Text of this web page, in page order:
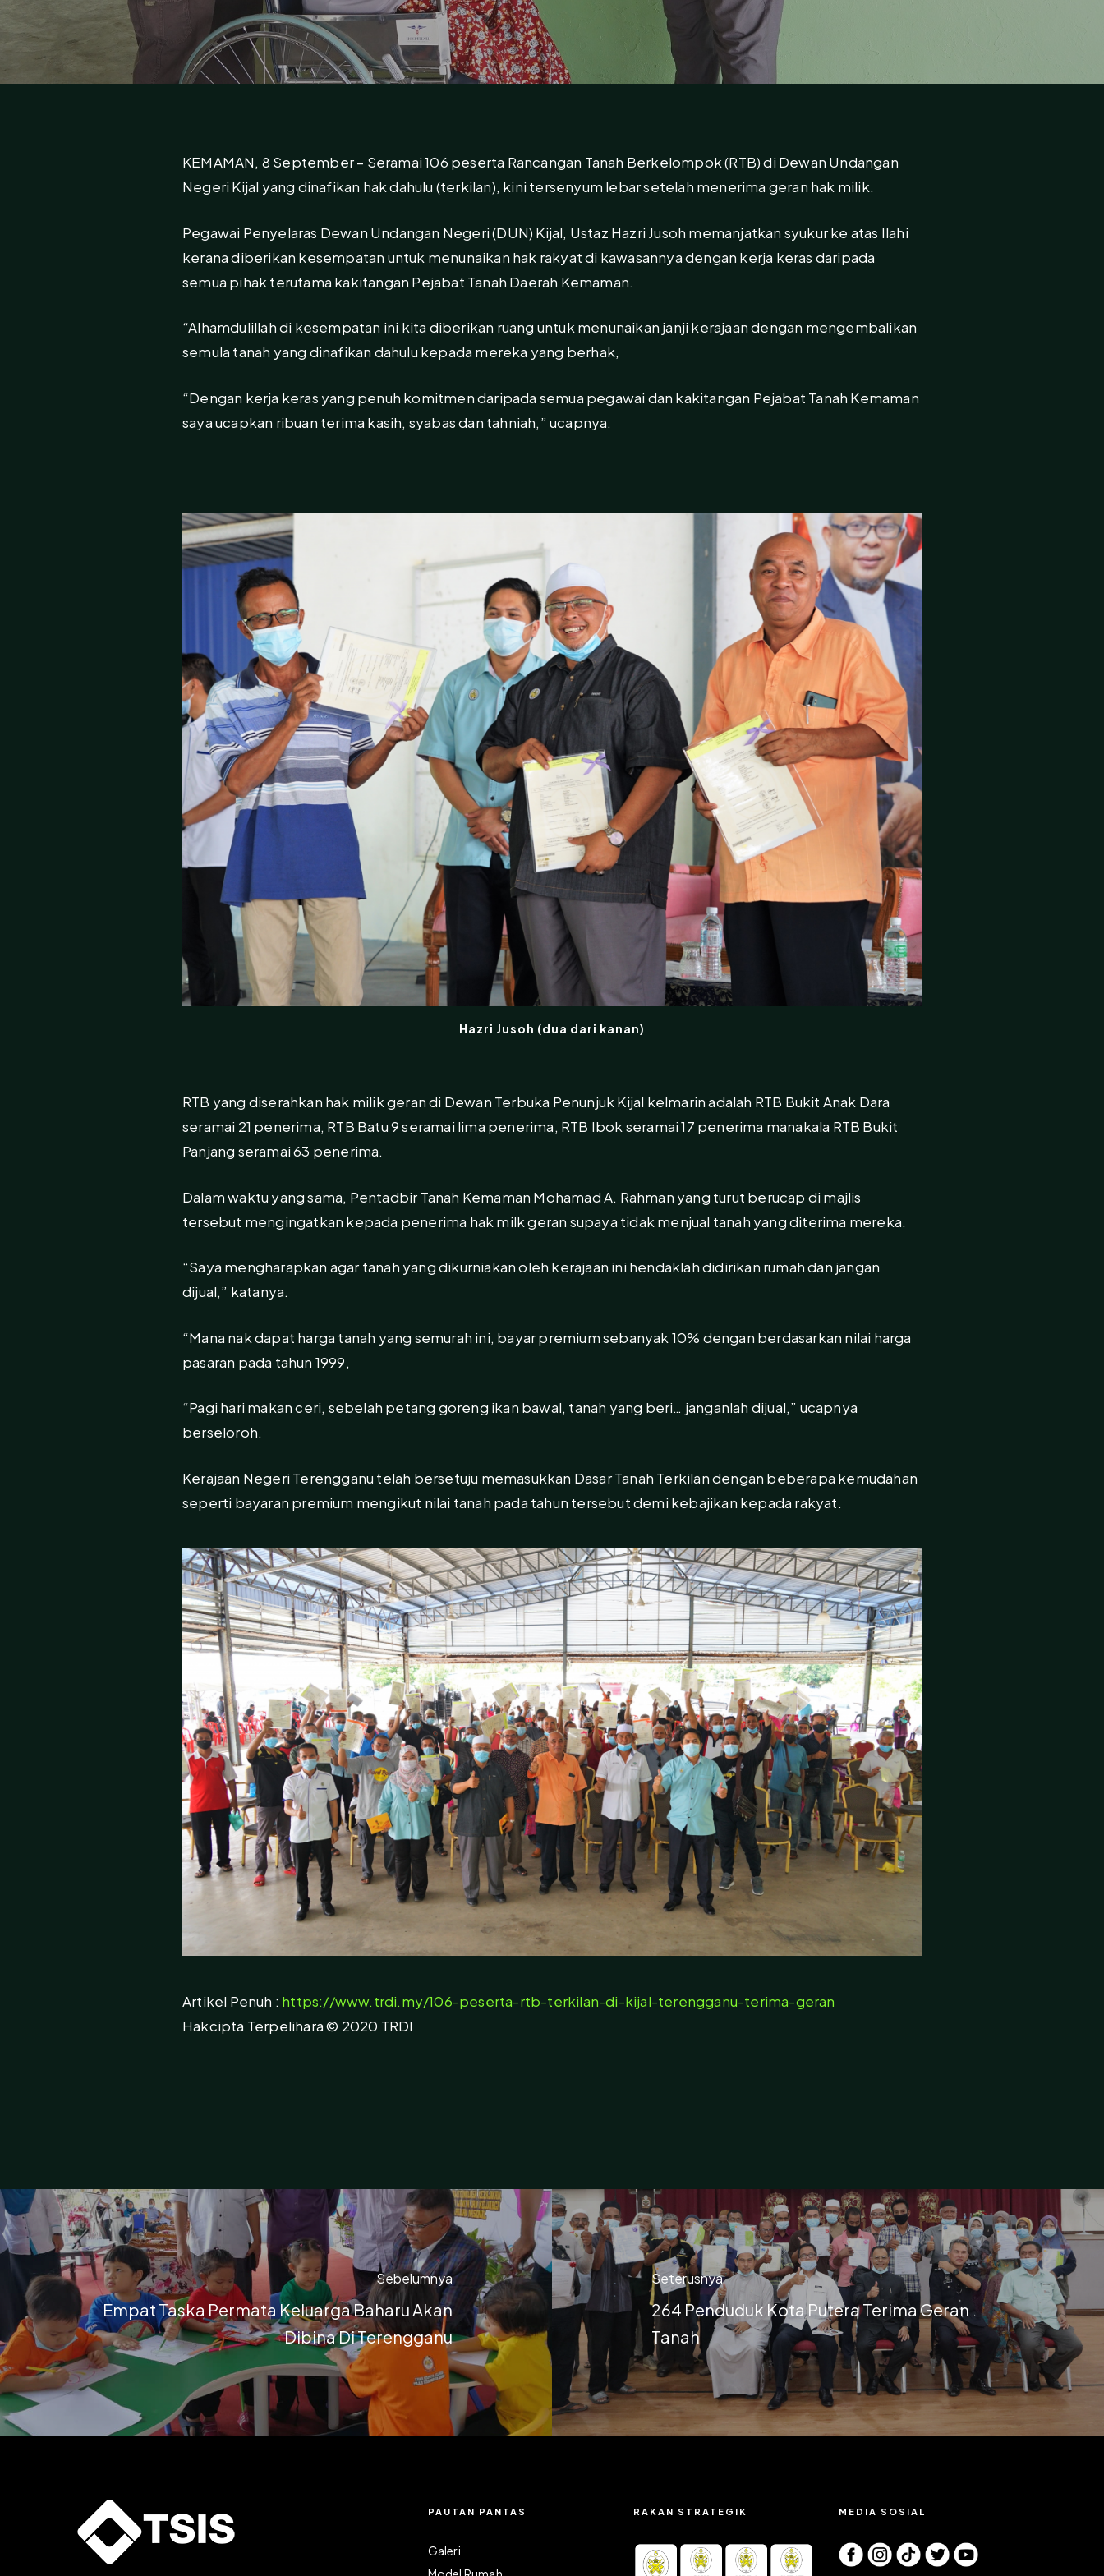
KEMAMAN, 8 September – Seramai 106 peserta Rancangan Tanah Berkelompok (RTB) di Dewan Undangan
Negeri Kijal yang dinafikan hak dahulu (terkilan), kini tersenyum lebar setelah menerima geran hak milik.
Pegawai Penyelaras Dewan Undangan Negeri (DUN) Kijal, Ustaz Hazri Jusoh memanjatkan syukur ke atas Ilahi
kerana diberikan kesempatan untuk menunaikan hak rakyat di kawasannya dengan kerja keras daripada
semua pihak terutama kakitangan Pejabat Tanah Daerah Kemaman.
“Alhamdulillah di kesempatan ini kita diberikan ruang untuk menunaikan janji kerajaan dengan mengembalikan
semula tanah yang dinafikan dahulu kepada mereka yang berhak,
“Dengan kerja keras yang penuh komitmen daripada semua pegawai dan kakitangan Pejabat Tanah Kemaman
saya ucapkan ribuan terima kasih, syabas dan tahniah,” ucapnya.
Hazri Jusoh (dua dari kanan)
RTB yang diserahkan hak milik geran di Dewan Terbuka Penunjuk Kijal kelmarin adalah RTB Bukit Anak Dara
seramai 21 penerima, RTB Batu 9 seramai lima penerima, RTB Ibok seramai 17 penerima manakala RTB Bukit
Panjang seramai 63 penerima.
Dalam waktu yang sama, Pentadbir Tanah Kemaman Mohamad A. Rahman yang turut berucap di majlis
tersebut mengingatkan kepada penerima hak milk geran supaya tidak menjual tanah yang diterima mereka.
“Saya mengharapkan agar tanah yang dikurniakan oleh kerajaan ini hendaklah didirikan rumah dan jangan
dijual,” katanya.
“Mana nak dapat harga tanah yang semurah ini, bayar premium sebanyak 10% dengan berdasarkan nilai harga
pasaran pada tahun 1999,
“Pagi hari makan ceri, sebelah petang goreng ikan bawal, tanah yang beri… janganlah dijual,” ucapnya
berseloroh.
Kerajaan Negeri Terengganu telah bersetuju memasukkan Dasar Tanah Terkilan dengan beberapa kemudahan
seperti bayaran premium mengikut nilai tanah pada tahun tersebut demi kebajikan kepada rakyat.
Artikel Penuh : https://www.trdi.my/106-peserta-rtb-terkilan-di-kijal-terengganu-terima-geran
Hakcipta Terpelihara © 2020 TRDI
Sebelumnya
Empat Taska Permata Keluarga Baharu Akan
Dibina Di Terengganu
Seterusnya
264 Penduduk Kota Putera Terima Geran
Tanah
PAUTAN PANTAS
Galeri
RAKAN STRATEGIK MEDIA SOSIAL